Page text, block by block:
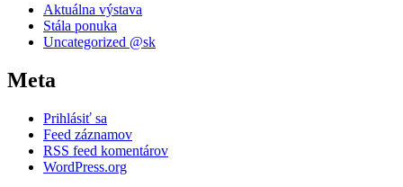
Aktuálna výstava
Stála ponuka
Uncategorized @sk
Meta
Prihlásiť sa
Feed záznamov
RSS feed komentárov
WordPress.org